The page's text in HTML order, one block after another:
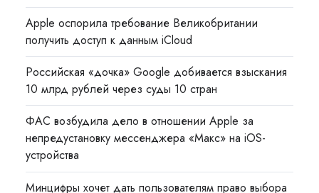
Apple оспорила требование Великобритании
получить доступ к данным iCloud
Российская «дочка» Google добивается взыскания
10 млрд рублей через суды 10 стран
ФАС возбудила дело в отношении Apple за
непредустановку мессенджера «Макс» на iOS-
устройства
Минцифры хочет дать пользователям право выбора